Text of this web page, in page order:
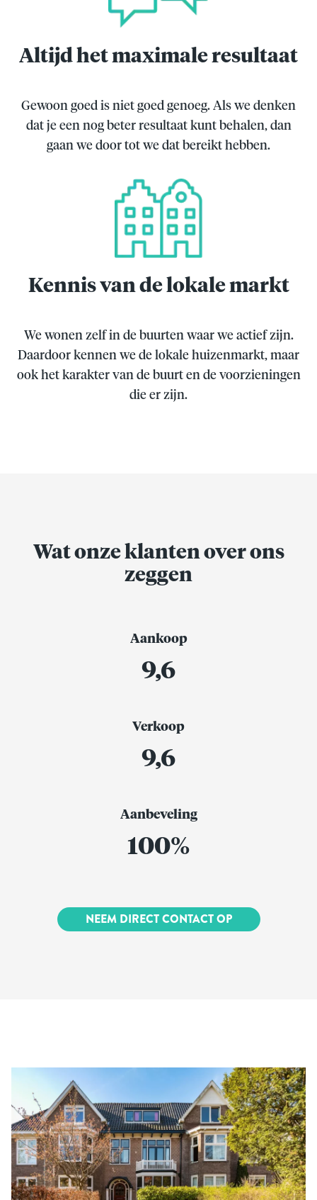
Altijd het maximale resultaat
Gewoon goed is niet goed genoeg. Als we denken
dat je een nog beter resultaat kunt behalen, dan
gaan we door tot we dat bereikt hebben.
Kennis van de lokale markt
We wonen zelf in de buurten waar we actief zijn.
Daardoor kennen we de lokale huizenmarkt, maar
ook het karakter van de buurt en de voorzieningen
die er zijn.
Wat onze klanten over ons
zeggen
Aankoop
9,6
Verkoop
9,6
Aanbeveling
100%
NEEM DIRECT CONTACT OP